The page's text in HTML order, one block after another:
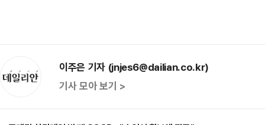
이주은 기자 (jnjes6@dailian.co.kr)
기사 모아 보기 >